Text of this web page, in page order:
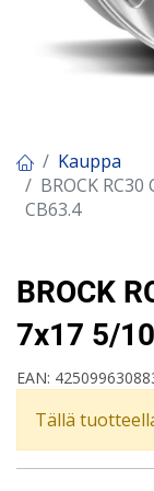
Kauppa
BROCK RC30
CB63.4
BROCK
7x17 5/
EAN:
Tällä